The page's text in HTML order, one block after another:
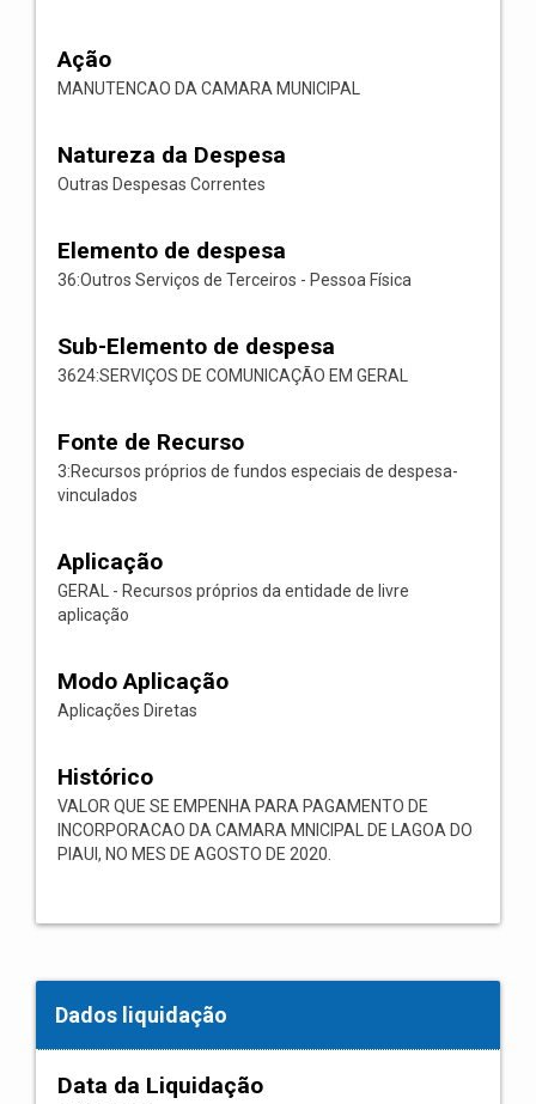
Ação
MANUTENCAO DA CAMARA MUNICIPAL
Natureza da Despesa
Outras Despesas Correntes
Elemento de despesa
36:Outros Serviços de Terceiros - Pessoa Física
Sub-Elemento de despesa
3624:SERVIÇOS DE COMUNICAÇÃO EM GERAL
Fonte de Recurso
3:Recursos próprios de fundos especiais de despesa-
vinculados
Aplicação
GERAL - Recursos próprios da entidade de livre
aplicação
Modo Aplicação
Aplicações Diretas
Histórico
VALOR QUE SE EMPENHA PARA PAGAMENTO DE
INCORPORACAO DA CAMARA MNICIPAL DE LAGOA DO
PIAUI, NO MES DE AGOSTO DE 2020.
Dados liquidação
Data da Liquidação